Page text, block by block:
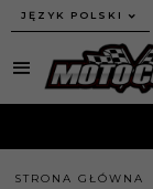
JĘZYK POLSKI
STRONA GŁÓWNA